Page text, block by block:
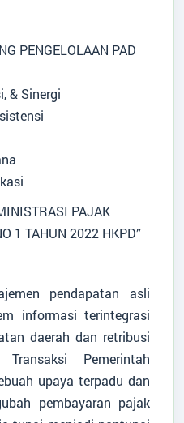
PENGELOLAAN PAD
& Sinergi
PAJAK
1 TAHUN 2022 HKPD”
pendapatan asli
informasi terintegrasi
daerah dan retribusi
Pemerintah
upaya terpadu dan
pembayaran pajak